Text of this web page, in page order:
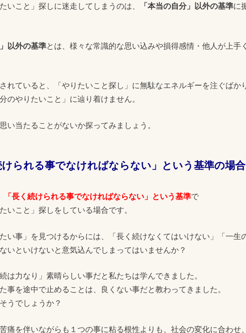
いこと」探しに迷走してしまうのは、 「本当の自分」以外の基準に
以外の基準とは、様々な常識的な思い込みや損得感情・他人が上手
れていると、「やりたいこと探し」に無駄なエネルギーを注ぐばか
のやりたいこと」に辿り着けません。
い当たることがないか探ってみましょう。
けられる事でなければならない」という基準の場合
「長く続けられる事でなければならない」という基準で
いこと」探しをしている場合です。
たい事」を見つけるからには、「長く続けなくてはいけない」「一生
いといけないと意気込んでしまってはいませんか？
は力なり」素晴らしい事だと私たちは学んできました。
事を途中で止めることは、良くない事だと教わってきました。
うでしょうか？
痛を伴いながらも１つの事に粘る根性よりも、社会の変化に合わせ、